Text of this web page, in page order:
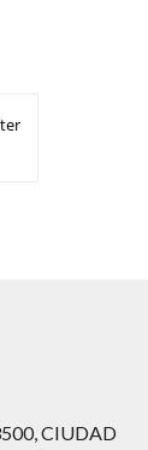
CIUDAD